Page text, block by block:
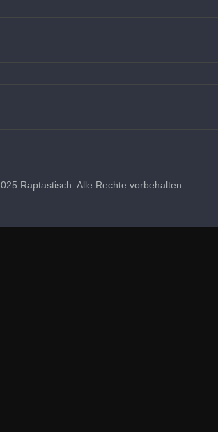
Raptastisch . Alle Rechte vorbehalten.